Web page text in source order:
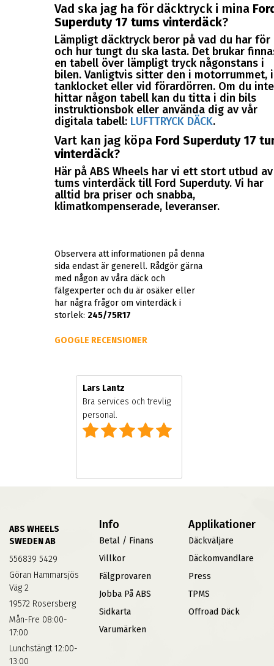
Vad ska jag ha för däcktryck i mina
Superduty 17 tums vinterdäck?
Lämpligt däcktryck beror på vad du har för
och hur tungt du ska lasta. Det brukar
en tabell över lämpligt tryck någonstans i
bilen. Vanligtvis sitter den i motorrummet, i
tanklocket eller vid förardörren. Om du inte
hittar någon tabell kan du titta i din bils
instruktionsbok eller använda dig av vår
digitala tabell: LUFTTRYCK DÄCK.
Vart kan jag köpa Ford Superduty 17
vinterdäck?
Här på ABS Wheels har vi ett stort utbud av
tums vinterdäck till Ford Superduty. Vi har
alltid bra priser och snabba,
klimatkompenserade, leveranser.
Observera att informationen på denna
sida endast är generell. Rådgör gärna
med någon av våra däck och
fälgexperter och du är osäker eller
har några frågor om vinterdäck i
storlek: 245/75R17
GOOGLE RECENSIONER
Lars Lantz
Bra services och trevlig
personal.
ABS WHEELS
SWEDEN AB
556839 5429
Göran Hammarsjös
Väg 2
19572 Rosersberg
Mån-Fre 08:00-
17:00
Lunchstängt 12:00-
13:00
Info
Betal / Finans
Villkor
Fälgprovaren
Jobba På ABS
Sidkarta
Varumärken
Applikationer
Däckväljare
Däckomvandlare
Press
TPMS
Offroad Däck